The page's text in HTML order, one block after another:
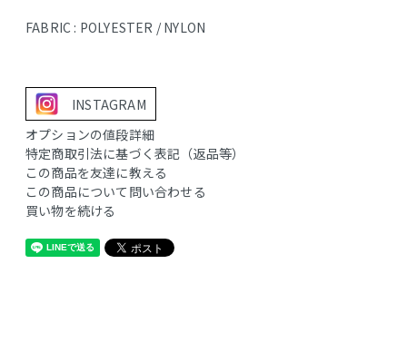
FABRIC : POLYESTER / NYLON
INSTAGRAM
オプションの値段詳細
特定商取引法に基づく表記（返品等）
この商品を友達に教える
この商品について問い合わせる
買い物を続ける